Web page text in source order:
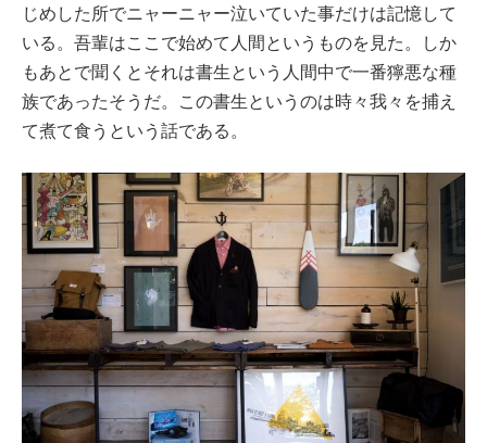
じめした所でニャーニャー泣いていた事だけは記憶して
いる。吾輩はここで始めて人間というものを見た。しか
もあとで聞くとそれは書生という人間中で一番獰悪な種
族であったそうだ。この書生というのは時々我々を捕え
て煮て食うという話である。